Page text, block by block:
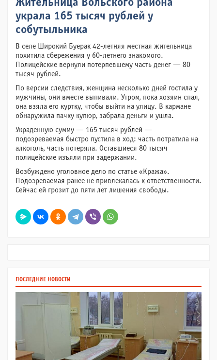
Жительница Вольского района
украла 165 тысяч рублей у
собутыльника
В селе Широкий Буерак 42-летняя местная жительница
похитила сбережения у 60-летнего знакомого.
Полицейские вернули потерпевшему часть денег — 80
тысяч рублей.
По версии следствия, женщина несколько дней гостила у
мужчины, они вместе выпивали. Утром, пока хозяин спал,
она взяла его куртку, чтобы выйти на улицу. В кармане
обнаружила пачку купюр, забрала деньги и ушла.
Украденную сумму — 165 тысяч рублей —
подозреваемая быстро пустила в ход: часть потратила на
алкоголь, часть потеряла. Оставшиеся 80 тысяч
полицейские изъяли при задержании.
Возбуждено уголовное дело по статье «Кража».
Подозреваемая ранее не привлекалась к ответственности.
Сейчас ей грозит до пяти лет лишения свободы.
ПОСЛЕДНИЕ НОВОСТИ